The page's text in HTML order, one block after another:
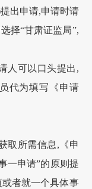
出申请,申请时请
择“甘肃证监局”,
人可以口头提出,
代为填写《申请
取所需信息,《申
一申请”的原则提
者就一个具体事